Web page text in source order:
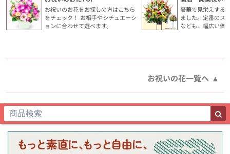
お祝いのお花をお探しの方はこちら
をチェック！ お相手やシチュエーシ
ョンに合わせて選べます。
豪華で見栄えする
ました。定番のス
なども、幅広い価
お祝いの花一覧へ